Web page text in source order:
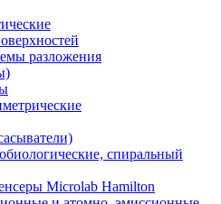
разложения
спиральный
Microlab Hamilton